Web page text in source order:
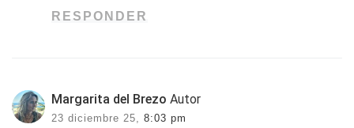
RESPONDER
Margarita del Brezo Autor
23 diciembre 25, 8:03 pm